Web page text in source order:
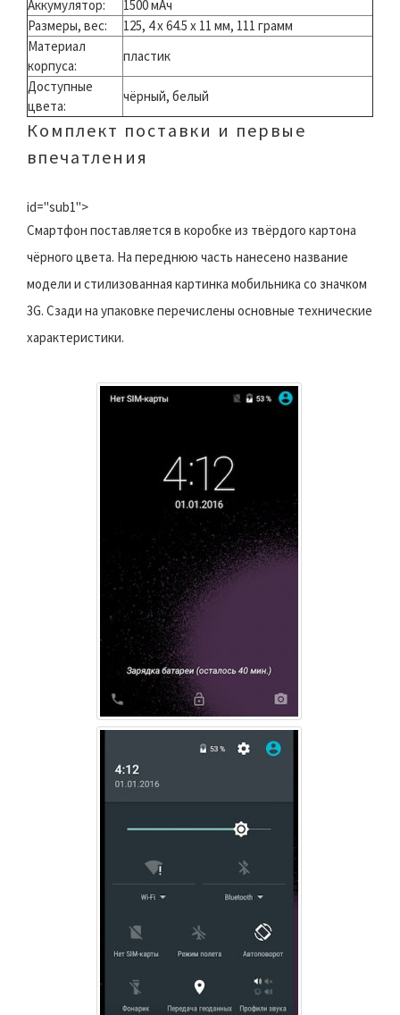
Аккумулятор:
1500 мАч​
Размеры, вес:
125, 4 x 64.5 x 11 мм, 111 грамм​
Материал
корпуса:
пластик
Доступные
цвета:
чёрный, белый
Комплект поставки и первые
впечатления
id="sub1">
Смартфон поставляется в коробке из твёрдого картона
чёрного цвета. На переднюю часть нанесено название
модели и стилизованная картинка мобильника со значком
3G. Сзади на упаковке перечислены основные технические
характеристики.